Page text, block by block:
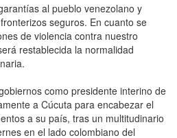
al pueblo venezolano y
seguros. En cuanto se
de violencia contra nuestro
restablecida la normalidad
como presidente interino de
a Cúcuta para encabezar el
a su país, tras un multitudinario
en el lado colombiano del